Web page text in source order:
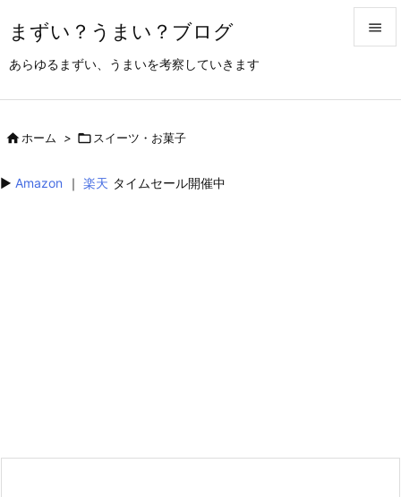
まずい？うまい？ブログ
あらゆるまずい、うまいを考察していきます

ホーム >  スイーツ・お菓子
▶︎ Amazon ｜ 楽天 タイムセール開催中